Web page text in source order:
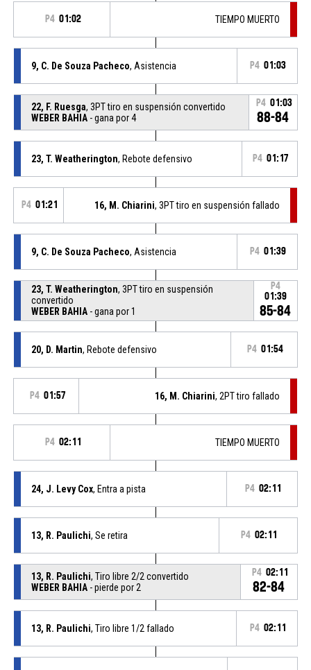
P4 01:02 TIEMPO MUERTO
9, C. De Souza Pacheco, Asistencia P4 01:03
22, F. Ruesga, 3PT tiro en suspensión convertido
WEBER BAHIA- gana por 4
P4 01:03
88-84
23, T. Weatherington, Rebote defensivo P4 01:17
P4 01:21 16, M. Chiarini, 3PT tiro en suspensión fallado
9, C. De Souza Pacheco, Asistencia P4 01:39
23, T. Weatherington, 3PT tiro en suspensión
convertido
WEBER BAHIA- gana por 1
P4
01:39
85-84
20, D. Martin, Rebote defensivo P4 01:54
P4 01:57 16, M. Chiarini, 2PT tiro fallado
P4 02:11 TIEMPO MUERTO
24, J. Levy Cox, Entra a pista P4 02:11
13, R. Paulichi, Se retira P4 02:11
13, R. Paulichi, Tiro libre 2/2 convertido
WEBER BAHIA- pierde por 2
P4 02:11
82-84
13, R. Paulichi, Tiro libre 1/2 fallado P4 02:11